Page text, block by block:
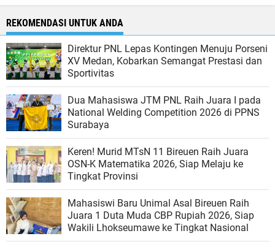
REKOMENDASI UNTUK ANDA
Direktur PNL Lepas Kontingen Menuju Porseni
XV Medan, Kobarkan Semangat Prestasi dan
Sportivitas
Dua Mahasiswa JTM PNL Raih Juara I pada
National Welding Competition 2026 di PPNS
Surabaya
Keren! Murid MTsN 11 Bireuen Raih Juara
OSN-K Matematika 2026, Siap Melaju ke
Tingkat Provinsi
Mahasiswi Baru Unimal Asal Bireuen Raih
Juara 1 Duta Muda CBP Rupiah 2026, Siap
Wakili Lhokseumawe ke Tingkat Nasional